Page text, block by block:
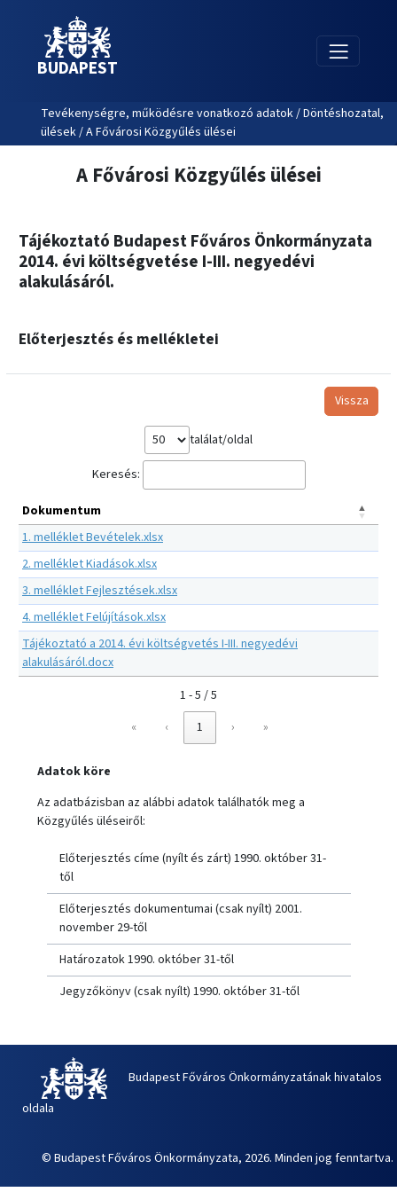
BUDAPEST
Tevékenységre, működésre vonatkozó adatok / Döntéshozatal,
ülések / A Fővárosi Közgyűlés ülései
A Fővárosi Közgyűlés ülései
Tájékoztató Budapest Főváros Önkormányzata
2014. évi költségvetése I-III. negyedévi
alakulásáról.
Előterjesztés és mellékletei
Vissza
találat/oldal
Keresés:
Dokumentum
1. melléklet Bevételek.xlsx
2. melléklet Kiadások.xlsx
3. melléklet Fejlesztések.xlsx
4. melléklet Felújítások.xlsx
Tájékoztató a 2014. évi költségvetés I-III. negyedévi
alakulásáról.docx
1 - 5 / 5
«
‹ 1 › »
Adatok köre
Az adatbázisban az alábbi adatok találhatók meg a
Közgyűlés üléseiről:
Előterjesztés címe (nyílt és zárt) 1990. október 31-
től
Előterjesztés dokumentumai (csak nyílt) 2001.
november 29-től
Határozatok 1990. október 31-től
Jegyzőkönyv (csak nyílt) 1990. október 31-től
Budapest Főváros Önkormányzatának hivatalos
oldala
© Budapest Főváros Önkormányzata, 2026. Minden jog fenntartva.